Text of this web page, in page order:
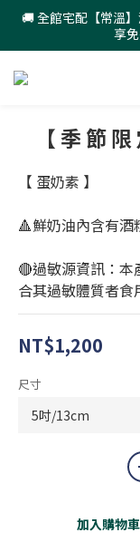
🚚 全館宅配【常溫
享
【 季 節
【 蛋奶素 】
🔺鮮奶油內含有酒
🔴過敏源資訊：
合其過敏體質者食
NT$1,200
尺寸
加入購物車